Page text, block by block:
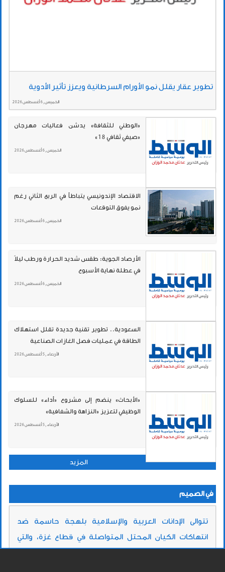
تطوير عقار يقلل نمو الأورام السرطانية ويعزز تأثير الأدوية
الخميس , 6 أغسطس 2026
«الوطني للثقافة» يدشن فعاليات مهرجان
«صيفي ثقافي 18»
الخميس , 6 أغسطس 2026
الاقتصاد الإندونيسي يتباطأ في الربع الثاني رغم
نمو يفوق التوقعات
الخميس , 6 أغسطس 2026
الأرصاد الجوية: طقس شديد الحرارة ورطب ليلاً
في عطلة نهاية الأسبوع
الخميس , 6 أغسطس 2026
السعودية.. تطوير تقنية جديدة تقلل استهلاك
الطاقة في عمليات فصل الغازات الصناعية
الأربعاء , 5 أغسطس 2026
«الأبحاث» ينضم إلى مشروع «أداء» للسلوك
الوظيفي لتعزيز «النزاهة والشفافية»
الأربعاء , 5 أغسطس 2026
المزيد
في الصميم
تتوالى الإدانات العربية والإسلامية بلهجة حاسمة ضد
انتهاكات الكيان المحتل المتواصلة في قطاع غزة، والتي